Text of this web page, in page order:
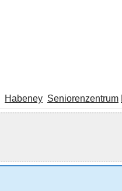
Habeney Seniorenzentrum